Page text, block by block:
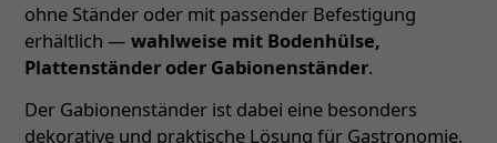
ohne Ständer oder mit passender Befestigung
erhältlich — wahlweise mit Bodenhülse,
Plattenständer oder Gabionenständer.
Der Gabionenständer ist dabei eine besonders
dekorative und praktische Lösung für Gastronomie,